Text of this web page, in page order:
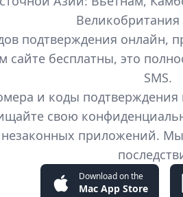
Великобритания
подтверждения онлайн,
сайте бесплатны, это
SMS.
и коды
свою
приложений.
Download on the
Mac App Store